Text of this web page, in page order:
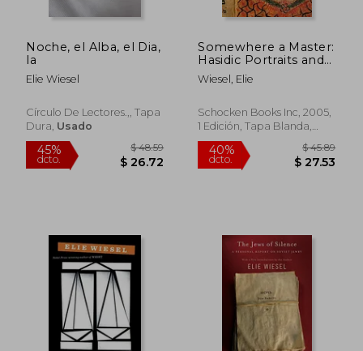
45%
dcto.
40%
dcto.
Noche, el Alba, el Dia,
la
Elie Wiesel
Círculo De Lectores.,, Tapa
Dura, Usado
Somewhere a Master:
Hasidic Portraits and
Legends (en Inglés)
Wiesel, Elie
Schocken Books Inc, 2005,
1 Edición, Tapa Blanda,
Nuevo